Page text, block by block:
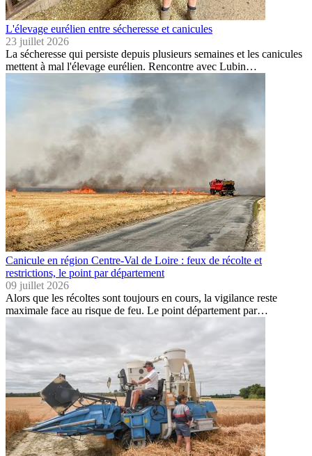
L'élevage eurélien entre sécheresse et canicules
23 juillet 2026
La sécheresse qui persiste depuis plusieurs semaines et les canicules
mettent à mal l'élevage eurélien. Rencontre avec Lubin…
Canicule en région Centre-Val de Loire : feux de récolte et
restrictions, le point par département
09 juillet 2026
Alors que les récoltes sont toujours en cours, la vigilance reste
maximale face au risque de feu. Le point département par…